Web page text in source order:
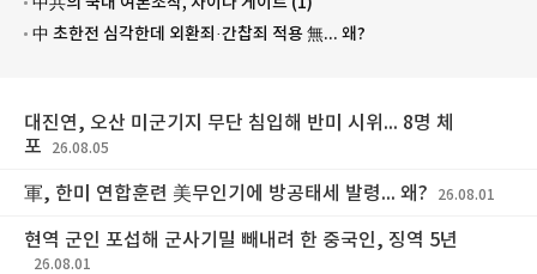
中 초한전 심각한데 외환죄·간찹죄 적용 無... 왜?
대진연, 오산 미군기지 무단 침입해 반미 시위... 8명 체
포
26.08.05
軍, 한미 연합훈련 美무인기에 방공태세 발령... 왜? 26.08.01
현역 군인 포섭해 군사기밀 빼내려 한 중국인, 징역 5년
26.08.01